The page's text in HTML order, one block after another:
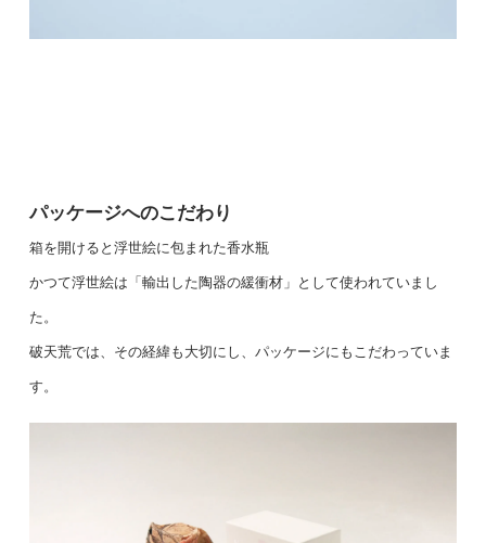
パッケージへのこだわり
箱を開けると浮世絵に包まれた香水瓶
かつて浮世絵は「輸出した陶器の緩衝材」として使われていまし
た。
破天荒では、その経緯も大切にし、パッケージにもこだわっていま
す。